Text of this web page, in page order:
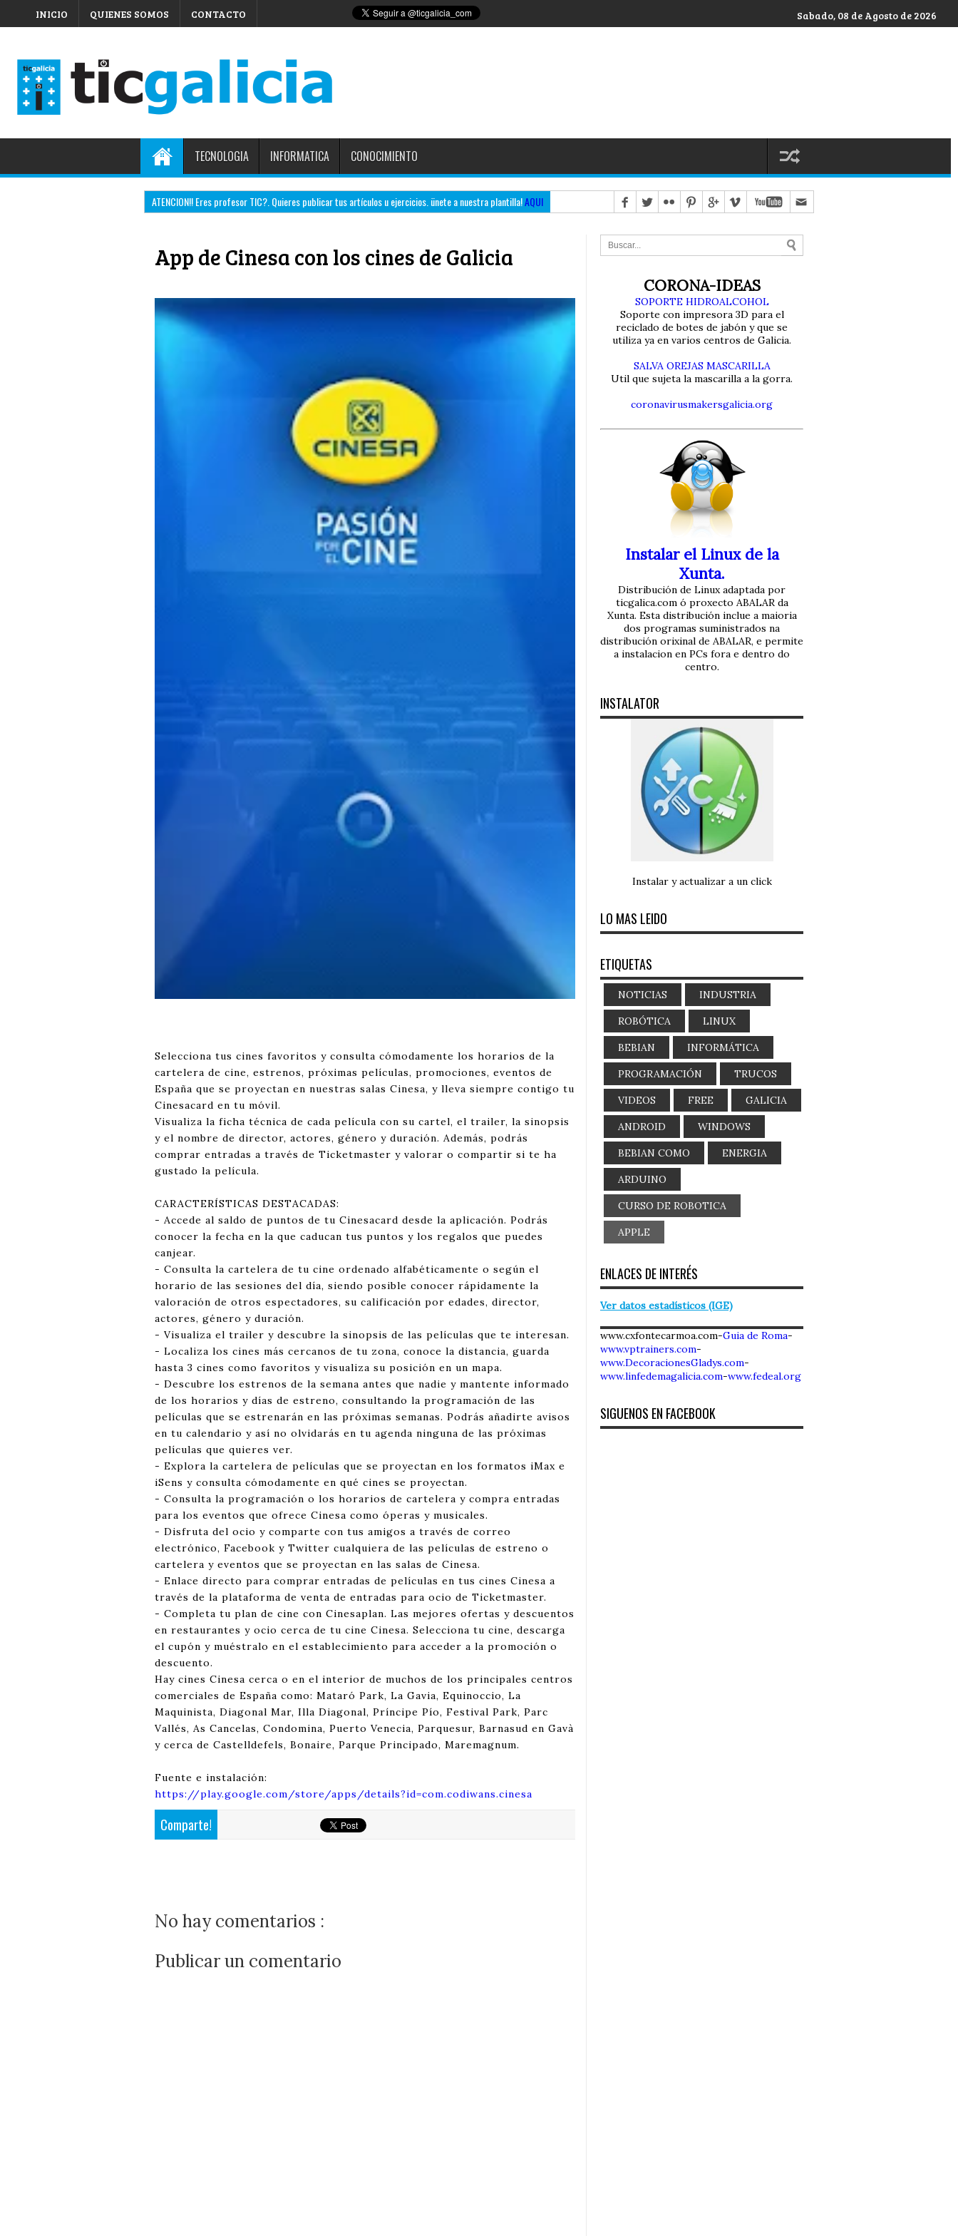
INICIO QUIENES SOMOS CONTACTO Sabado, 08 de Agosto de 2026
TECNOLOGIA INFORMATICA CONOCIMIENTO
ATENCION!! Eres profesor TIC?. Quieres publicar tus artículos u ejercicios. ünete a nuestra plantilla!AQUI
App de Cinesa con los cines de Galicia
Selecciona tus cines favoritos y consulta cómodamente los horarios de la
cartelera de cine, estrenos, próximas películas, promociones, eventos de
España que se proyectan en nuestras salas Cinesa, y lleva siempre contigo tu
Cinesacard en tu móvil.
Visualiza la ficha técnica de cada película con su cartel, el trailer, la sinopsis
y el nombre de director, actores, género y duración. Además, podrás
comprar entradas a través de Ticketmaster y valorar o compartir si te ha
gustado la película.
CARACTERÍSTICAS DESTACADAS:
- Accede al saldo de puntos de tu Cinesacard desde la aplicación. Podrás
conocer la fecha en la que caducan tus puntos y los regalos que puedes
canjear.
- Consulta la cartelera de tu cine ordenado alfabéticamente o según el
horario de las sesiones del día, siendo posible conocer rápidamente la
valoración de otros espectadores, su calificación por edades, director,
actores, género y duración.
- Visualiza el trailer y descubre la sinopsis de las películas que te interesan.
- Localiza los cines más cercanos de tu zona, conoce la distancia, guarda
hasta 3 cines como favoritos y visualiza su posición en un mapa.
- Descubre los estrenos de la semana antes que nadie y mantente informado
de los horarios y días de estreno, consultando la programación de las
películas que se estrenarán en las próximas semanas. Podrás añadirte avisos
en tu calendario y así no olvidarás en tu agenda ninguna de las próximas
películas que quieres ver.
- Explora la cartelera de películas que se proyectan en los formatos iMax e
iSens y consulta cómodamente en qué cines se proyectan.
- Consulta la programación o los horarios de cartelera y compra entradas
para los eventos que ofrece Cinesa como óperas y musicales.
- Disfruta del ocio y comparte con tus amigos a través de correo
electrónico, Facebook y Twitter cualquiera de las películas de estreno o
cartelera y eventos que se proyectan en las salas de Cinesa.
- Enlace directo para comprar entradas de películas en tus cines Cinesa a
través de la plataforma de venta de entradas para ocio de Ticketmaster.
- Completa tu plan de cine con Cinesaplan. Las mejores ofertas y descuentos
en restaurantes y ocio cerca de tu cine Cinesa. Selecciona tu cine, descarga
el cupón y muéstralo en el establecimiento para acceder a la promoción o
descuento.
Hay cines Cinesa cerca o en el interior de muchos de los principales centros
comerciales de España como: Mataró Park, La Gavia, Equinoccio, La
Maquinista, Diagonal Mar, Illa Diagonal, Príncipe Pío, Festival Park, Parc
Vallés, As Cancelas, Condomina, Puerto Venecia, Parquesur, Barnasud en Gavà
y cerca de Castelldefels, Bonaire, Parque Principado, Maremagnum.
Fuente e instalación:
https://play.google.com/store/apps/details?id=com.codiwans.cinesa
Comparte!
No hay comentarios :
Publicar un comentario
CORONA-IDEAS
SOPORTE HIDROALCOHOL
Soporte con impresora 3D para el
reciclado de botes de jabón y que se
utiliza ya en varios centros de Galicia.
SALVA OREJAS MASCARILLA
Util que sujeta la mascarilla a la gorra.
coronavirusmakersgalicia.org
Instalar el Linux de la
Xunta.
Distribución de Linux adaptada por
ticgalica.com ó proxecto ABALAR da
Xunta. Esta distribución inclue a maioria
dos programas suministrados na
distribución orixinal de ABALAR, e permite
a instalacion en PCs fora e dentro do
centro.
INSTALATOR
Instalar y actualizar a un click
LO MAS LEIDO
ETIQUETAS
NOTICIAS INDUSTRIA
ROBÓTICA LINUX
BEBIAN INFORMÁTICA
PROGRAMACIÓN TRUCOS
VIDEOS FREE GALICIA
ANDROID WINDOWS
BEBIAN COMO ENERGIA
ARDUINO
CURSO DE ROBOTICA
APPLE
ENLACES DE INTERÉS
Ver datos estadísticos (IGE)
www.cxfontecarmoa.com-Guia de Roma-
www.vptrainers.com-
www.DecoracionesGladys.com-
www.linfedemagalicia.com-www.fedeal.org
SIGUENOS EN FACEBOOK